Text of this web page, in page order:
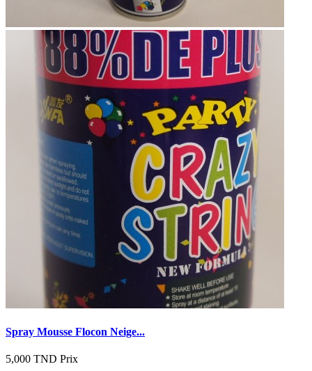
Spray Mousse Flocon Neige...
5,000 TND Prix